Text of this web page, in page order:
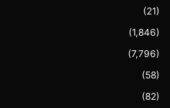
(21)
(1,846)
(7,796)
(58)
(82)